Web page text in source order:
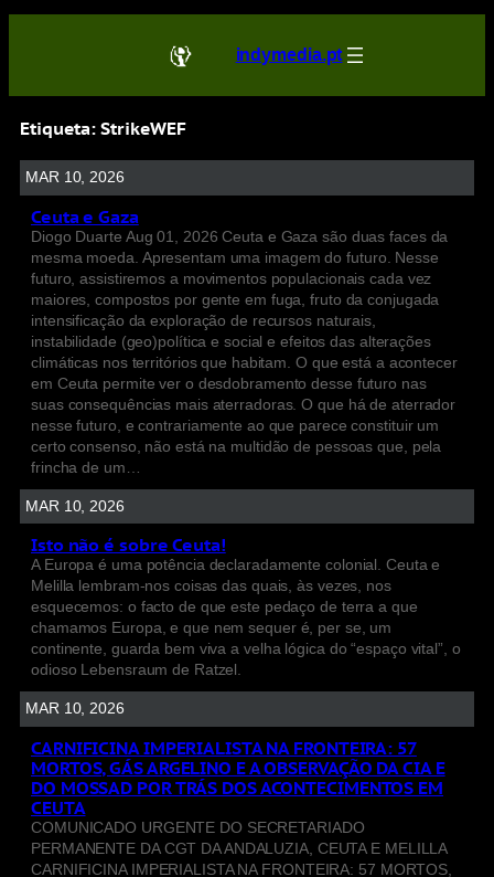
indymedia.pt
Etiqueta:StrikeWEF
MAR 10, 2026
Ceuta e Gaza
Diogo Duarte Aug 01, 2026 Ceuta e Gaza são duas faces da
mesma moeda. Apresentam uma imagem do futuro. Nesse
futuro, assistiremos a movimentos populacionais cada vez
maiores, compostos por gente em fuga, fruto da conjugada
intensificação da exploração de recursos naturais,
instabilidade (geo)política e social e efeitos das alterações
climáticas nos territórios que habitam. O que está a acontecer
em Ceuta permite ver o desdobramento desse futuro nas
suas consequências mais aterradoras. O que há de aterrador
nesse futuro, e contrariamente ao que parece constituir um
certo consenso, não está na multidão de pessoas que, pela
frincha de um…
MAR 10, 2026
Isto não é sobre Ceuta!
A Europa é uma potência declaradamente colonial. Ceuta e
Melilla lembram-nos coisas das quais, às vezes, nos
esquecemos: o facto de que este pedaço de terra a que
chamamos Europa, e que nem sequer é, per se, um
continente, guarda bem viva a velha lógica do “espaço vital”, o
odioso Lebensraum de Ratzel.
MAR 10, 2026
CARNIFICINA IMPERIALISTA NA FRONTEIRA: 57
MORTOS, GÁS ARGELINO E A OBSERVAÇÃO DA CIA E
DO MOSSAD POR TRÁS DOS ACONTECIMENTOS EM
CEUTA
COMUNICADO URGENTE DO SECRETARIADO
PERMANENTE DA CGT DA ANDALUZIA, CEUTA E MELILLA
CARNIFICINA IMPERIALISTA NA FRONTEIRA: 57 MORTOS,